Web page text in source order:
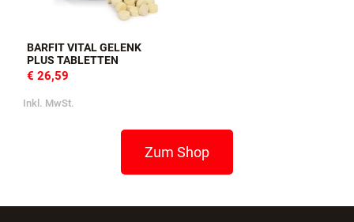
BARFIT VITAL GELENK
PLUS TABLETTEN
€ 26,59
Inkl. MwSt.
Zum Shop